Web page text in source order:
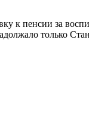
к пенсии за
только